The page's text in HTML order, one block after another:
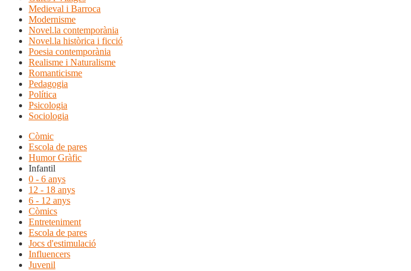
Medieval i Barroca
Modernisme
Novel.la contemporània
Novel.la històrica i ficció
Poesia contemporània
Realisme i Naturalisme
Romanticisme
Pedagogia
Política
Psicologia
Sociologia
Còmic
Escola de pares
Humor Gràfic
Infantil
0 - 6 anys
12 - 18 anys
6 - 12 anys
Còmics
Entreteniment
Escola de pares
Jocs d'estimulació
Influencers
Juvenil